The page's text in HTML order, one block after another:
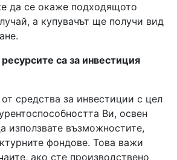
да се окаже подходящото
а купувачът ще получи вид
са за инвестиция
средства за инвестиции с цел
Ви, освен
използвате възможностите,
фондове. Това важи
ако сте производствено